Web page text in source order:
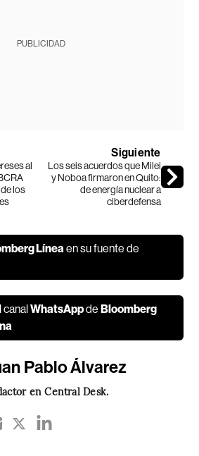
PUBLICIDAD
al
los
Siguiente
Los seis acuerdos que Milei
y Noboa firmaron en Quito:
de energía nuclear a
ciberdefensa
Línea en su fuente de
canalWhatsAppdeBloomberg
Pablo Álvarez
en Central Desk.